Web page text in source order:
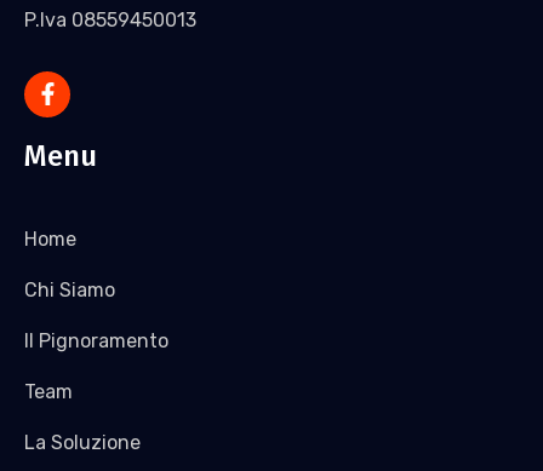
P.Iva 08559450013
Menu
Home
Chi Siamo
Il Pignoramento
Team
La Soluzione